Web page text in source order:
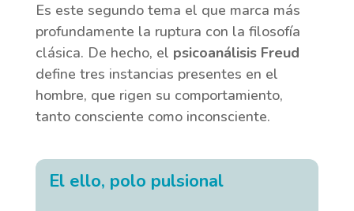
Es este segundo tema el que marca más
profundamente la ruptura con la filosofía
clásica. De hecho, el psicoanálisis Freud
define tres instancias presentes en el
hombre, que rigen su comportamiento,
tanto consciente como inconsciente.
El ello, polo pulsional